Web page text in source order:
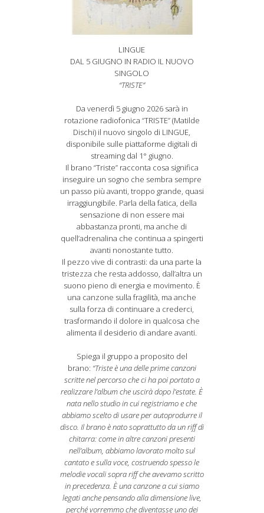
LINGUE
DAL 5 GIUGNO IN RADIO IL NUOVO
SINGOLO
“TRISTE”
Da venerdì 5 giugno 2026 sarà in
rotazione radiofonica “TRISTE” (Matilde
Dischi) il nuovo singolo di LINGUE,
disponibile sulle piattaforme digitali di
streaming dal 1° giugno.
Il brano “Triste” racconta cosa significa
inseguire un sogno che sembra sempre
un passo più avanti, troppo grande, quasi
irraggiungibile. Parla della fatica, della
sensazione di non essere mai
abbastanza pronti, ma anche di
quell’adrenalina che continua a spingerti
avanti nonostante tutto.
Il pezzo vive di contrasti: da una parte la
tristezza che resta addosso, dall’altra un
suono pieno di energia e movimento. È
una canzone sulla fragilità, ma anche
sulla forza di continuare a crederci,
trasformando il dolore in qualcosa che
alimenta il desiderio di andare avanti.
Spiega il gruppo a proposito del
brano: “Triste è una delle prime canzoni
scritte nel percorso che ci ha poi portato a
realizzare l’album che uscirà dopo l’estate. È
nata nello studio in cui registriamo e che
abbiamo scelto di usare per autoprodurre il
disco. Il brano è nato soprattutto da un riff di
chitarra: come in altre canzoni presenti
nell’album, abbiamo lavorato molto sul
cantato e sulla voce, costruendo spesso le
melodie vocali sopra riff che avevamo scritto
in precedenza. È una canzone a cui siamo
legati anche pensando alla dimensione live,
perché vorremmo che diventasse uno dei